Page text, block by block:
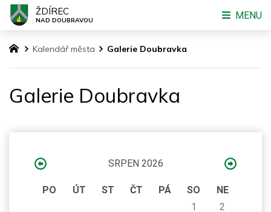
Kalendář města Galerie Doubravka
Galerie Doubravka
SRPEN 2026
PO ÚT ST ČT PÁ SO
NE
1
2
ŽDÍREC
NAD DOUBRAVOU MENU